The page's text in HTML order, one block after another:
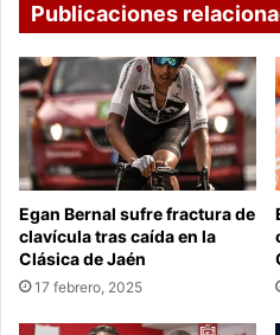
Publicaciones
Egan Bernal sufre fractura de
clavícula tras caída en la
Clásica de Jaén
17 febrero, 2025